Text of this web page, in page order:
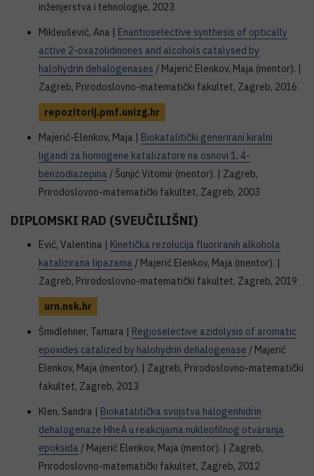
inženjerstva i tehnologije, 2023
Mikleušević, Ana | Enantioselective synthesis of optically
active 2-oxazolidinones and alcohols catalysed by
halohydrin dehalogenases / Majerić Elenkov, Maja (mentor). |
Zagreb, Prirodoslovno-matematički fakultet, Zagreb, 2016
repozitorij.pmf.unizg.hr
Majerić-Elenkov, Maja | Biokatalitički generirani kiralni
ligandi za homogene katalizatore na osnovi 1, 4-
benzodiazepina / Šunjić Vitomir (mentor). | Zagreb,
Prirodoslovno-matematički fakultet, Zagreb, 2003
DIPLOMSKI RAD (SVEUČILIŠNI)
Ević, Valentina | Kinetička rezolucija fluoriranih alkohola
katalizirana lipazama / Majerić Elenkov, Maja (mentor). |
Zagreb, Prirodoslovno-matematički fakultet, Zagreb, 2019
urn.nsk.hr
Šmidlehner, Tamara | Regioselective azidolysis of aromatic
epoxides catalized by halohydrin dehalogenase / Majerić
Elenkov, Maja (mentor). | Zagreb, Prirodoslovno-matematički
fakultet, Zagreb, 2013
Klen, Sandra | Biokatalitička svojstva halogenhidrin
dehalogenaze HheA u reakcijama nukleofilnog otvaranja
epoksida / Majerić Elenkov, Maja (mentor). | Zagreb,
Prirodoslovno-matematički fakultet, Zagreb, 2012